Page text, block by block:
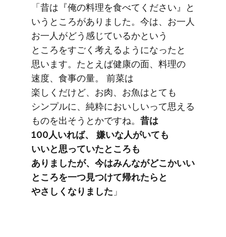
「昔は​『俺の​料理を​食べてください』と​
いう​ところが​ありました。​今は、​お一人​
お一人が​どう​感じているかと​いう​
ところを​すごく​考えるようになったと​
思います。​たとえば​健康の​面、​料理の​
速度、​食事の​量。​ 前菜は​
楽しくだけど、​お肉、​お魚は​とても​
シンプルに、​純粋に​おいしいって​思える​
ものを​出そうとかですね。 ​昔は​
100人いれば、​ 嫌いな​人が​いても​
いいと​思っていた​ところも​
ありましたが、​今は​みんなが​どこか​いい​
ところを​一つ​見つけて​帰れたらと​
やさしくなりました 」